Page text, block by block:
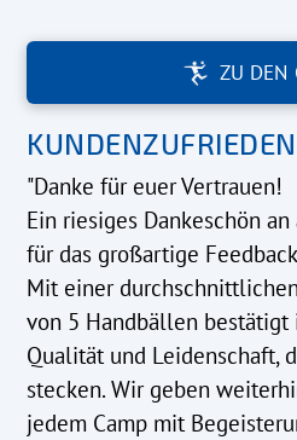
ZU DEN
"Danke für euer Vertrauen!
Ein riesiges Dankeschön
für das großartige
Mit einer
von 5 Handbällen bestätigt
Qualität und Leidenschaft,
stecken. Wir geben
jedem Camp mit